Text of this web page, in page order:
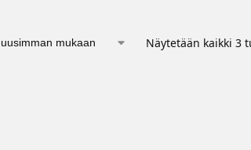
Näytetään kaikki 3